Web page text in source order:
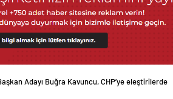
Adayı Buğra Kavuncu, CHP’ye eleştirilerde